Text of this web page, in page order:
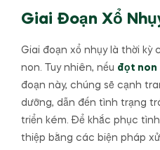
Giai Đoạn Xổ
Giai đoạn xổ nhụy là thời kỳ
non. Tuy nhiên, nếu đọt non
đoạn này, chúng sẽ cạnh
dưỡng, dẫn đến tình trạng
triển kém. Để khắc phục
thiệp bằng các biện pháp